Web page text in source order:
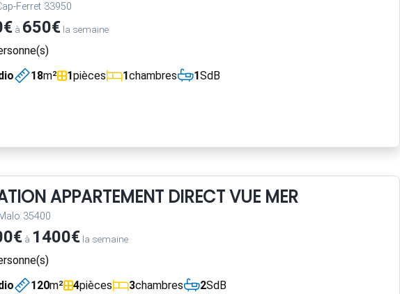
Ferret 33950
à 650€la semaine
18m² 1pièces 1chambres 1SdB
APPARTEMENT DIRECT VUE MER
35400
à 1400€la semaine
120m² 4pièces 3chambres 2SdB